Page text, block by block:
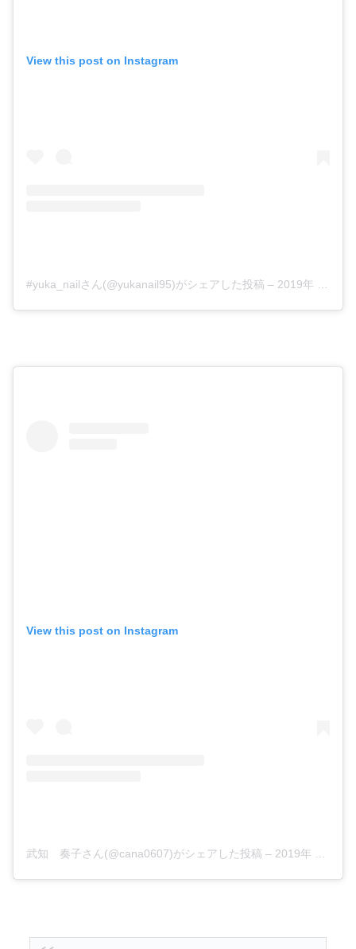
View this post on Instagram
#yuka_nailさん(@yukanail95)がシェアした投稿 – 2019年 3月月26日午後5時53分PDT
View this post on Instagram
武知 奏子さん(@cana0607)がシェアした投稿 – 2019年 3月月18日午後9時30分PDT